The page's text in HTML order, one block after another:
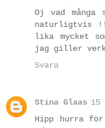
Oj vad
naturligtvis
lika mycket
jag giller
Svara
Stina Glaas
Hipp hurra för